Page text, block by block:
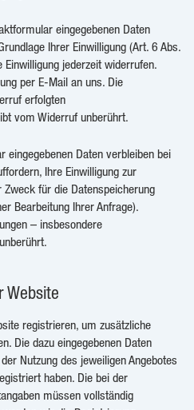
eingegebenen Daten
Ihrer Einwilligung (Art. 6 Abs.
Einwilligung jederzeit widerrufen.
per E-Mail an uns. Die
erfolgten
vom Widerruf unberührt.
eingegebenen Daten verbleiben bei
Ihre Einwilligung zur
für die Datenspeicherung
Bearbeitung Ihrer Anfrage).
– insbesondere
Website
registrieren, um zusätzliche
Die dazu eingegebenen Daten
Nutzung des jeweiligen Angebotes
haben. Die bei der
müssen vollständig